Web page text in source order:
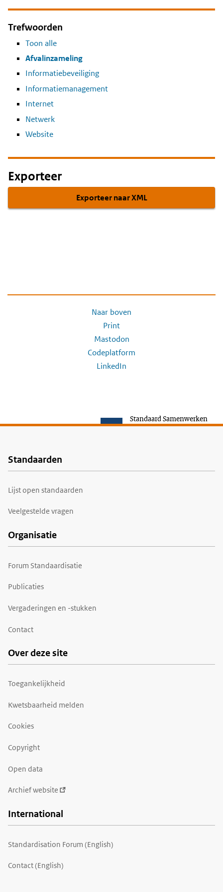
Trefwoorden
Toon alle
Afvalinzameling
Informatiebeveiliging
Informatiemanagement
Internet
Netwerk
Website
Exporteer
Exporteer naar XML
Naar boven
Print
Mastodon
Codeplatform
LinkedIn
Standaard Samenwerken
Voet
Standaarden
Lijst open standaarden
Veelgestelde vragen
Organisatie
Forum Standaardisatie
Publicaties
Vergaderingen en -stukken
Contact
Over deze site
Toegankelijkheid
Kwetsbaarheid melden
Cookies
Copyright
Open data
Archief website
International
Standardisation Forum (English)
Contact (English)